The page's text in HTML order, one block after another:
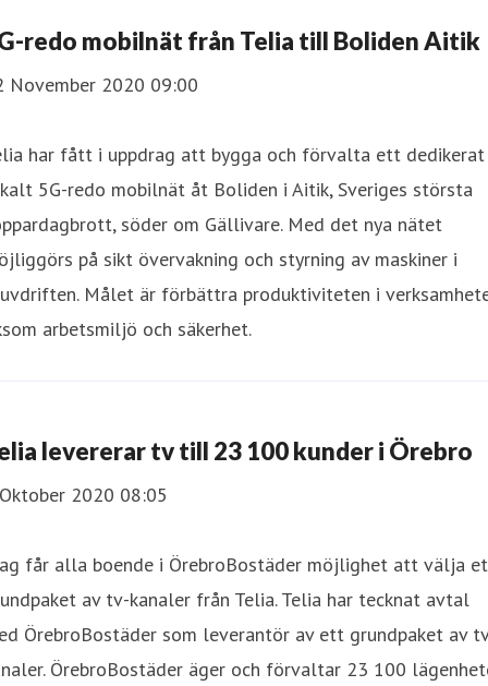
redo mobilnät från Telia till Boliden Aitik
November 2020 09:00
har fått i uppdrag att bygga och förvalta ett dedikerat
5G-redo mobilnät åt Boliden i Aitik, Sveriges största
söder om Gällivare. Med det nya nätet
på sikt övervakning och styrning av maskiner i
Målet är förbättra produktiviteten i
arbetsmiljö och säkerhet.
levererar tv till 23 100 kunder i Örebro
2020 08:05
får alla boende i ÖrebroBostäder möjlighet att välja
av tv-kanaler från Telia. Telia har tecknat avtal
ÖrebroBostäder som leverantör av ett grundpaket av
ÖrebroBostäder äger och förvaltar 23 100